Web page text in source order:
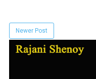
Newer Post